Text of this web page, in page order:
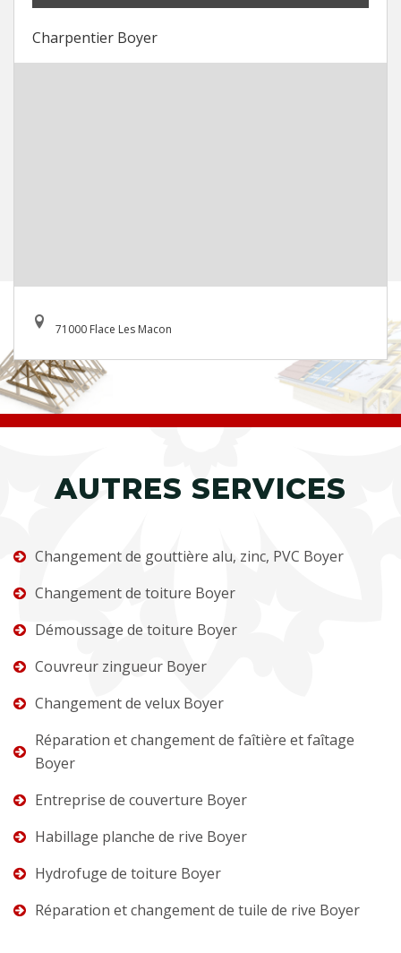
Charpentier Boyer
71000 Flace Les Macon
AUTRES SERVICES
Changement de gouttière alu, zinc, PVC Boyer
Changement de toiture Boyer
Démoussage de toiture Boyer
Couvreur zingueur Boyer
Changement de velux Boyer
Réparation et changement de faîtière et faîtage
Boyer
Entreprise de couverture Boyer
Habillage planche de rive Boyer
Hydrofuge de toiture Boyer
Réparation et changement de tuile de rive Boyer